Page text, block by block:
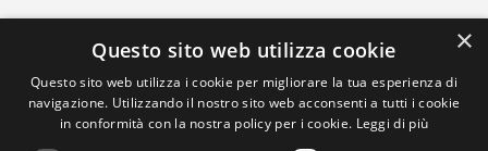
×
Questo sito web utilizza cookie
Questo sito web utilizza i cookie per migliorare la tua esperienza di
navigazione. Utilizzando il nostro sito web acconsenti a tutti i cookie
in conformità con la nostra policy per i cookie. Leggi di più